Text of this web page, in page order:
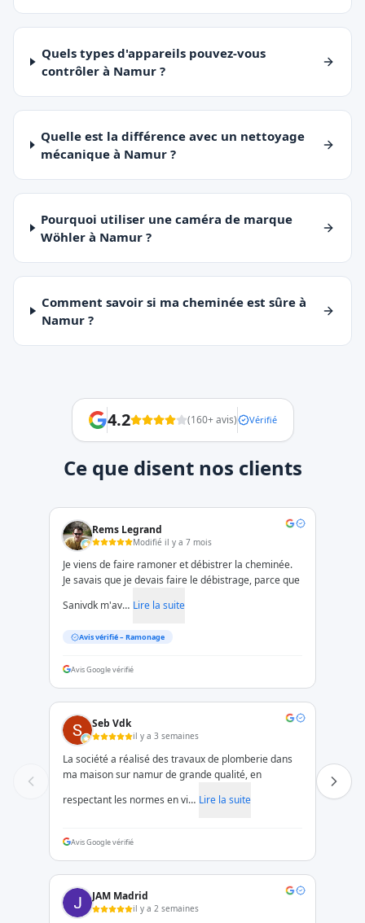
Quels types d'appareils pouvez-vous
contrôler à Namur ?
Quelle est la différence avec un nettoyage
mécanique à Namur ?
Pourquoi utiliser une caméra de marque
Wöhler à Namur ?
Comment savoir si ma cheminée est sûre à
Namur ?
4.2 (160+ avis) Vérifié
Ce que disent nos clients
Rems Legrand
Modifié il y a 7 mois
Je viens de faire ramoner et débistrer la cheminée.
Je savais que je devais faire le débistrage, parce que
Sanivdk m'av… Lire la suite
Avis vérifié –Ramonage
Avis Google vérifié
Seb Vdk
il y a 3 semaines
La société a réalisé des travaux de plomberie dans
ma maison sur namur de grande qualité, en
respectant les normes en vi… Lire la suite
Avis Google vérifié
JAM Madrid
il y a 2 semaines